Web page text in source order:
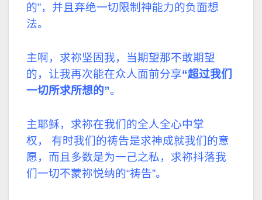
的”， 并且弃绝一切限制神能力的负面想
法。
主啊，求祢坚固我，当期望那不敢期望
的，让我再次能在众人面前分享“超过我们
一切所求所想的”。
主耶稣，求祢在我们的全人全心中掌
权， 有时我们的祷告是求神成就我们的意
愿，而且多数是为一己之私，求祢抖落我
们一切不蒙祢悦纳的“祷告”。